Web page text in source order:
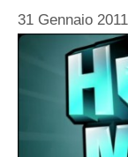
31 Gennaio 2011